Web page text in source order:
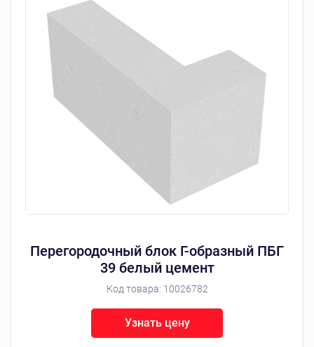
Перегородочный блок Г-образный ПБГ
39 белый цемент
Код товара: 10026782
Узнать цену